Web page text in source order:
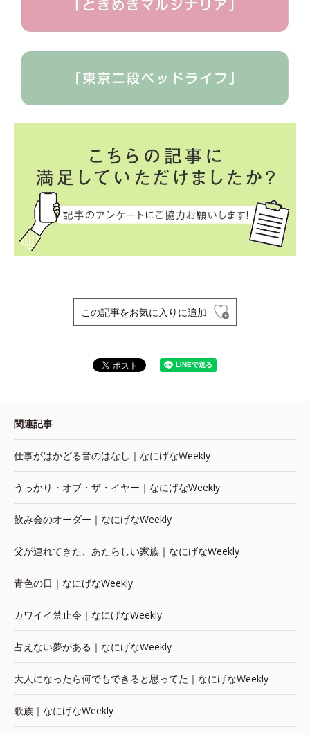
この記事をお気に入りに追加
関連記事
仕事がはかどる音のはなし｜なにげなWeekly
うっかり・オブ・ザ・イヤー｜なにげなWeekly
飲み会のオーダー｜なにげなWeekly
父が連れてきた、あたらしい家族｜なにげなWeekly
青色の日｜なにげなWeekly
カワイイ禁止令｜なにげなWeekly
占えない夢がある｜なにげなWeekly
大人になったら何でもできると思ってた｜なにげなWeekly
歌族｜なにげなWeekly